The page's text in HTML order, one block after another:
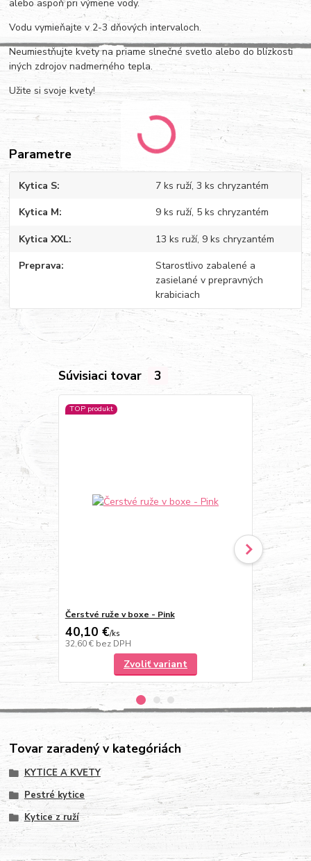
alebo aspoň pri výmene vody.
Vodu vymieňajte v 2-3 dňových intervaloch.
Neumiestňujte kvety na priame slnečné svetlo alebo do blízkosti
iných zdrojov nadmerného tepla.
Užite si svoje kvety!
Parametre
Kytica S 7 ks ruží, 3 ks chryzantém
Kytica M 9 ks ruží, 5 ks chryzantém
Kytica XXL 13 ks ruží, 9 ks chryzantém
Preprava
Starostlivo zabalené a
zasielané v prepravných
krabiciach
Súvisiaci tovar 3
TOP produkt
Čerstvé ruže v boxe - Pink
40,10 €/ks
32,60 € bez DPH
Zvoliť variant
Červené
47,10 €
38,29 € bez
Tovar zaradený v kategóriách
KYTICE A KVETY
Pestré kytice
Kytice z ruží